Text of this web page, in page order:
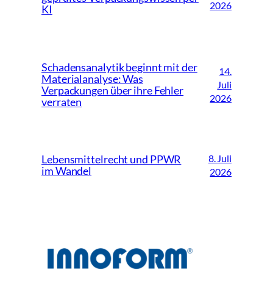
KI
2026
Schadensanalytik beginnt mit der
Materialanalyse: Was
Verpackungen über ihre Fehler
verraten
14.
Juli
2026
Lebensmittelrecht und PPWR
im Wandel
8. Juli
2026